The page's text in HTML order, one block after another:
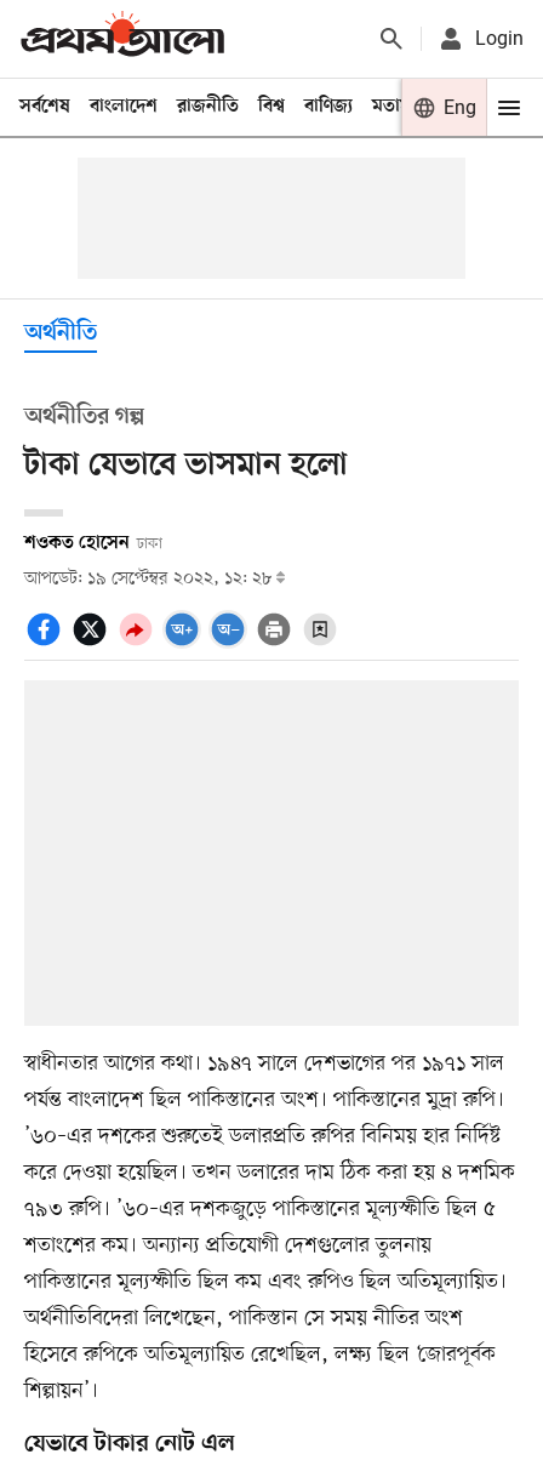
Login
সর্বশেষ বাংলাদেশ রাজনীতি বিশ্ব বাণিজ্য মতামত খেলা
Eng
অর্থনীতি
অর্থনীতির গল্প
টাকা যেভাবে ভাসমান হলো
শওকত হোসেন ঢাকা
আপডেট: ১৯ সেপ্টেম্বর ২০২২, ১২: ২৮
স্বাধীনতার আগের কথা। ১৯৪৭ সালে দেশভাগের পর ১৯৭১ সাল
পর্যন্ত বাংলাদেশ ছিল পাকিস্তানের অংশ। পাকিস্তানের মুদ্রা রুপি।
’৬০–এর দশকের শুরুতেই ডলারপ্রতি রুপির বিনিময় হার নির্দিষ্ট
করে দেওয়া হয়েছিল। তখন ডলারের দাম ঠিক করা হয় ৪ দশমিক
৭৯৩ রুপি। ’৬০–এর দশকজুড়ে পাকিস্তানের মূল্যস্ফীতি ছিল ৫
শতাংশের কম। অন্যান্য প্রতিযোগী দেশগুলোর তুলনায়
পাকিস্তানের মূল্যস্ফীতি ছিল কম এবং রুপিও ছিল অতিমূল্যায়িত।
অর্থনীতিবিদেরা লিখেছেন, পাকিস্তান সে সময় নীতির অংশ
হিসেবে রুপিকে অতিমূল্যায়িত রেখেছিল, লক্ষ্য ছিল ‘জোরপূর্বক
শিল্পায়ন’।
যেভাবে টাকার নোট এল